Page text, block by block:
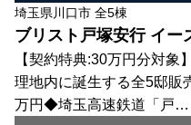
埼玉県川口市 全5棟
ブリスト戸塚安行 イー
【契約特典:30万円分対象
理地内に誕生する全5邸販
万円◆埼玉高速鉄道「戸…